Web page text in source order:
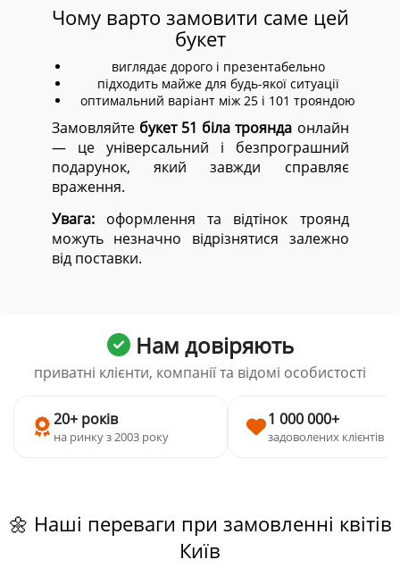
Чому варто замовити саме цей
букет
виглядає дорого і презентабельно
підходить майже для будь-якої ситуації
оптимальний варіант між 25 і 101 трояндою
Замовляйте букет 51 біла троянда онлайн
— це універсальний і безпрограшний
подарунок, який завжди справляє
враження.
Увага:оформлення та відтінок троянд
можуть незначно відрізнятися залежно
від поставки.
Нам довіряють
приватні клієнти, компанії та відомі особистості
20+ років
на ринку з 2003 року
1 000 000+
задоволених клієнтів
🌼 Наші переваги при замовленні квітів
Київ